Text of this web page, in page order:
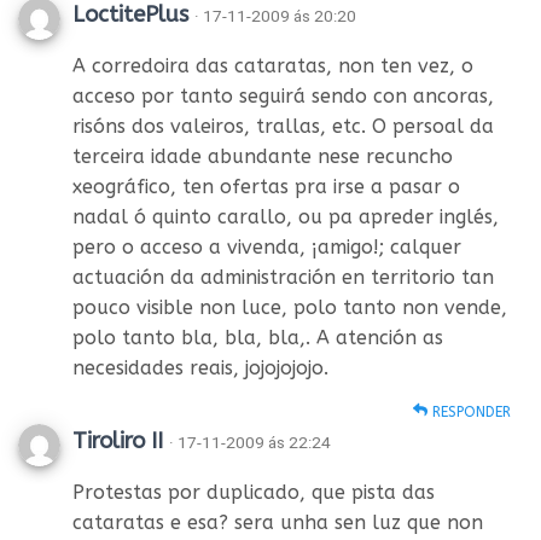
LoctitePlus · 17-11-2009 ás 20:20
A corredoira das cataratas, non ten vez, o
acceso por tanto seguirá sendo con ancoras,
risóns dos valeiros, trallas, etc. O persoal da
terceira idade abundante nese recuncho
xeográfico, ten ofertas pra irse a pasar o
nadal ó quinto carallo, ou pa apreder inglés,
pero o acceso a vivenda, ¡amigo!; calquer
actuación da administración en territorio tan
pouco visible non luce, polo tanto non vende,
polo tanto bla, bla, bla,. A atención as
necesidades reais, jojojojojo.
RESPONDER
Tiroliro II · 17-11-2009 ás 22:24
Protestas por duplicado, que pista das
cataratas e esa? sera unha sen luz que non